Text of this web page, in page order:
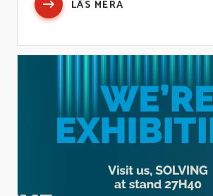
LÄS MERA